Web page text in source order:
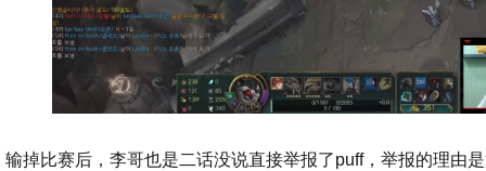
输掉比赛后，李哥也是二话没说直接举报了puff，举报的理由